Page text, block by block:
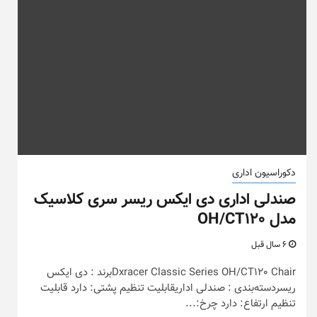
دکوراسیون اداری
صندلی اداری دی ایکس ریسر سری کلاسیک
مدل OH/CT120
Dxracer Classic Series OH/CT120 Chairبرند : دی ایکس
ریسردسته‌بندی : صندلی اداریقابلیت تنظیم پشتی: دارد قابلیت
تنظیم ارتفاع: دارد چرخ:...